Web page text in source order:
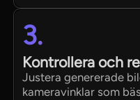
3.
Kontrollera och
Justera genererade
kameravinklar som